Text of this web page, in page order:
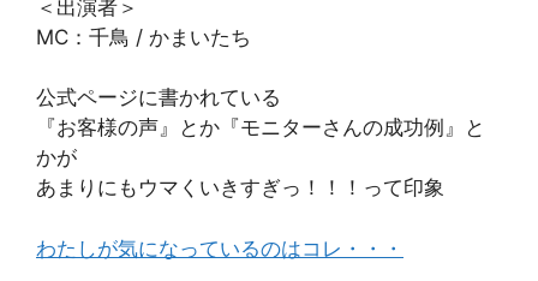
＜出演者＞
MC：千鳥 / かまいたち
公式ページに書かれている
『お客様の声』とか『モニターさんの成功例』と
かが
あまりにもウマくいきすぎっ！！！って印象
わたしが気になっているのはコレ・・・